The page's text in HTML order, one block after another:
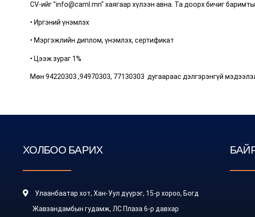
CV-ийг "info@caml.mn" хаягаар хүлээн авна. Та доорх бичиг
• Иргэний үнэмлэх
• Мэргэжлийн диплом, үнэмлэх, сертификат
• Цээж зураг 1%
Мөн 94220303 ,94970303, 77130303 дугаараас дэлгэрэнгүй
ХОЛБОО БАРИХ
Улаанбаатар хот, Хан-Уул дүүрэг, 15-р хороо, Богд
Жавзандамбын гудамж, ЛС Плаза 6-р давхар